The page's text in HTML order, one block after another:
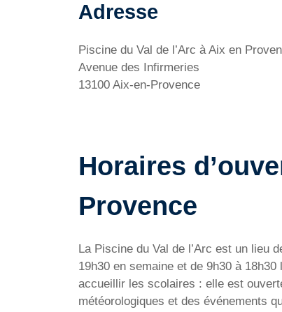
Adresse
Piscine du Val de l’Arc à Aix en
Avenue des Infirmeries
13100 Aix-en-Provence
Horaires
Provence
La Piscine du Val de l’Arc est un lieu
19h30 en semaine et de 9h30 à
accueillir les scolaires : elle est
météorologiques et des événements